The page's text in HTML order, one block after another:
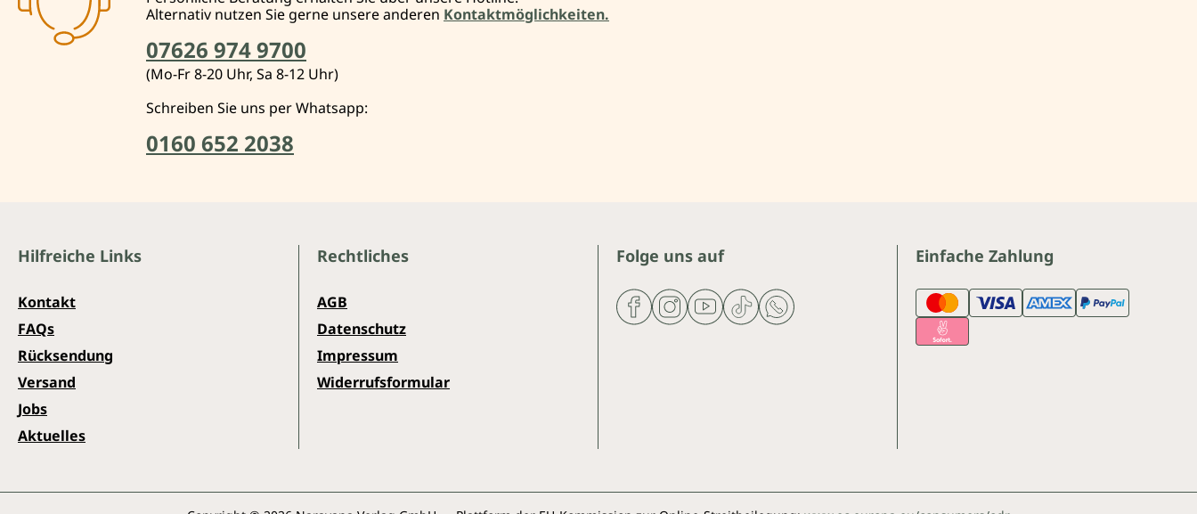
Alternativ nutzen Sie gerne unsere anderen Kontaktmöglichkeiten.
07626 974 9700
(Mo-Fr 8-20 Uhr, Sa 8-12 Uhr)
Schreiben Sie uns per Whatsapp:
0160 652 2038
Folge uns auf Einfache Zahlung
Hilfreiche Links
Kontakt
FAQs
Rücksendung
Versand
Jobs
Aktuelles
Rechtliches
AGB
Datenschutz
Impressum
Widerrufsformular